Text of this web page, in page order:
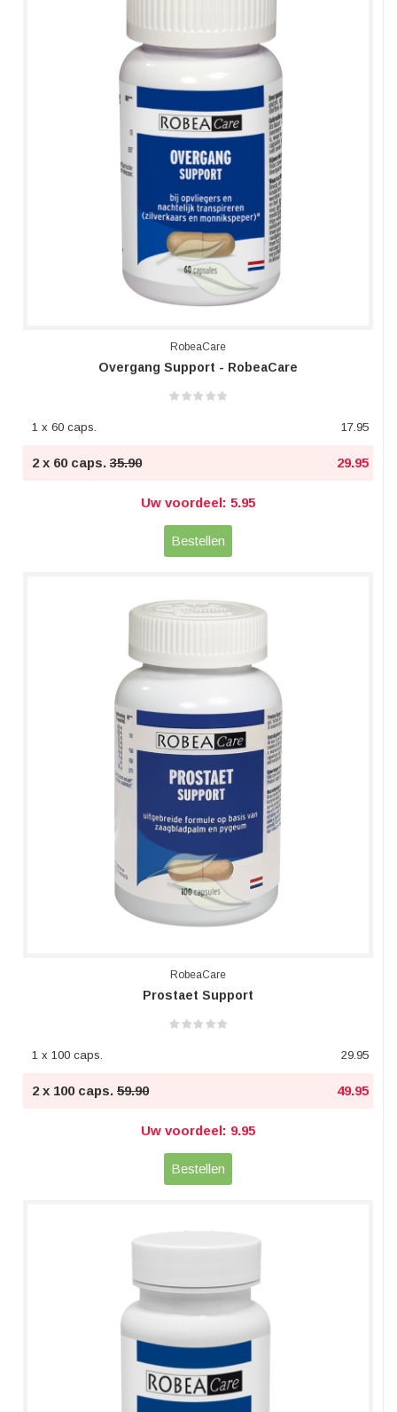
RobeaCare
Overgang Support - RobeaCare
1 x 60 caps. 17.95
2 x 60 caps. 35.90 29.95
Uw voordeel: 5.95
Bestellen
RobeaCare
Prostaet Support
1 x 100 caps. 29.95
2 x 100 caps. 59.90 49.95
Uw voordeel: 9.95
Bestellen